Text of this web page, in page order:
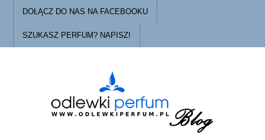
DOŁĄCZ DO NAS NA FACEBOOKU
SZUKASZ PERFUM? NAPISZ!